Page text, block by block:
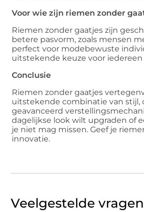
Voor wie zijn riemen zonder
Riemen zonder gaatjes zijn
betere pasvorm, zoals mensen
perfect voor modebewuste
uitstekende keuze voor
Conclusie
Riemen zonder gaatjes
uitstekende combinatie van
geavanceerd
dagelijkse look wilt upgraden of
je niet mag missen. Geef je
innovatie.
Veelgestelde vragen